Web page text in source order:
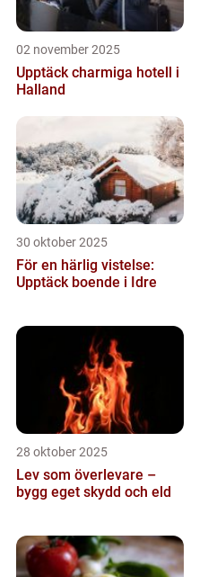
02 november 2025
Upptäck charmiga hotell i
Halland
30 oktober 2025
För en härlig vistelse:
Upptäck boende i Idre
28 oktober 2025
Lev som överlevare –
bygg eget skydd och eld